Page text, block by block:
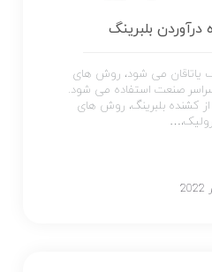
درآوردن بلبرینگ
یاتاقان می شود، روش های
صنعت استفاده می شود.
کشنده بلبرینگ، روش های